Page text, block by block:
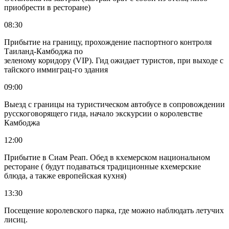
приобрести в ресторане)
08:30
Прибытие на границу, прохождение паспортного контроля
Таиланд-Камбоджа по
зеленому коридору (VIP). Гид ожидает туристов, при выходе с
тайского иммиграц-го здания
09:00
Выезд с границы на туристическом автобусе в сопровождении
русскоговорящего гида, начало экскурсии о королевстве
Камбоджа
12:00
Прибытие в Сиам Реап. Обед в кхемерском национальном
ресторане ( будут подаваться традиционные кхемерские
блюда, а также европейская кухня)
13:30
Посещение королевского парка, где можно наблюдать летучих
лисиц.